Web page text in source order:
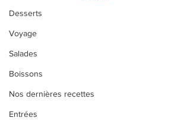
Desserts
Voyage
Salades
Boissons
Nos dernières recettes
Entrées